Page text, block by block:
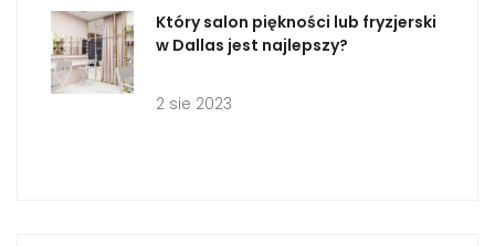
Który salon piękności lub fryzjerski
w Dallas jest najlepszy?
2 sie 2023